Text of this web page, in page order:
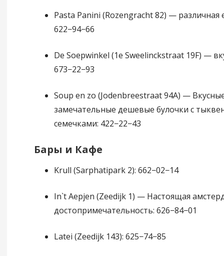
Pasta Panini (Rozengracht 82) — различная
622−94−66
De Soepwinkel (1e Sweelinckstraat 19F) —
673−22−93
Soup en zo (Jodenbreestraat 94А) —
замечательные дешевые булочки с
семечками: 422−22−43
Бары и Кафе
Krull (Sarphatipark 2): 662−02−14
In`t Aepjen (Zeedijk 1) — Настоящая
достопримечательность: 626−84−01
Latei (Zeedijk 143): 625−74−85